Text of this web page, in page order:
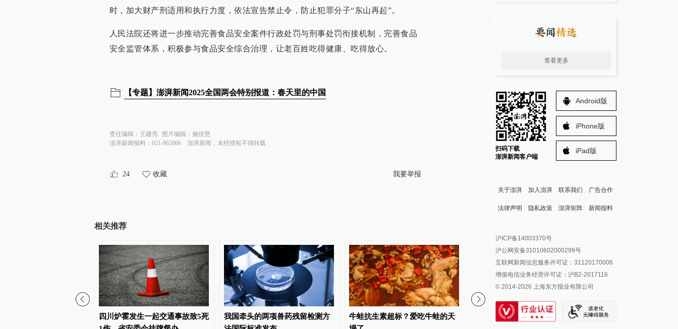
时，加大财产刑适用和执行力度，依法宣告禁止令，防止犯罪分子“东山再起”。
人民法院还将进一步推动完善食品安全案件行政处罚与刑事处罚衔接机制，完善食品
安全监管体系，积极参与食品安全综合治理，让老百姓吃得健康、吃得放心。
【专题】澎湃新闻2025全国两会特别报道：春天里的中国
责任编辑： 王建亮 图片编辑： 施佳慧
澎湃新闻报料：021-962866
澎湃新闻，未经授权不得转载
24 收藏 我要举报
相关推荐
四川炉霍发生一起交通事故致5死
我国牵头的两项兽药残留检测方
牛蛙抗生素超标？爱吃牛蛙的天
怎么土豆淀粉也偷工减料？
澎湃漫评｜如何提前捉
查看更多
扫码下载
澎湃新闻客户端
Android版
iPhone版
iPad版
关于澎湃 加入澎湃 联系我们 广告合作
法律声明 隐私政策 澎湃矩阵
澎湃新闻公众号
澎湃新闻抖音号
派生万物开放平台
IP SHANGHAI
SIXTH TONE
新闻报料
报料邮箱: news@thepaper.cn
沪ICP备14003370号
沪公网安备31010602000299号
互联网新闻信息服务许可证：31120170006
增值电信业务经营许可证：沪B2-2017116
© 2014-2026 上海东方报业有限公司